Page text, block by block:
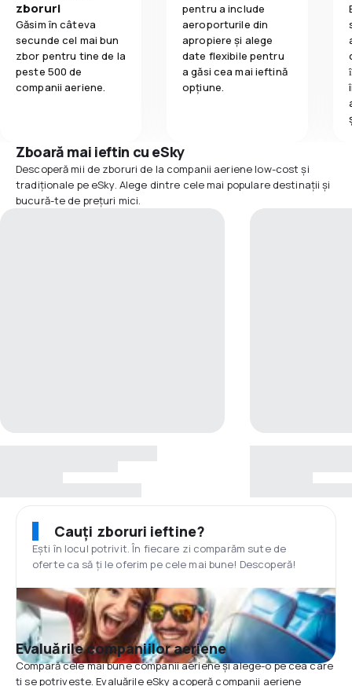
zboruri
Găsim în câteva
secunde cel mai bun
zbor pentru tine de la
peste 500 de
companii aeriene.
pentru a include
aeroporturile din
apropiere și alege
date flexibile pentru
a găsi cea mai ieftină
opțiune.
Zboară mai ieftin cu eSky
Descoperă mii de zboruri de la companii aeriene low-cost și
tradiționale pe eSky. Alege dintre cele mai populare destinații și
bucură-te de prețuri mici.
Cauți zboruri ieftine?
Ești în locul potrivit. În fiecare zi comparăm sute de
oferte ca să ți le oferim pe cele mai bune! Descoperă!
Evaluările companiilor aeriene
Compară cele mai bune companii aeriene și alege-o pe cea care
ți se potrivește. Evaluările eSky acoperă companii aeriene